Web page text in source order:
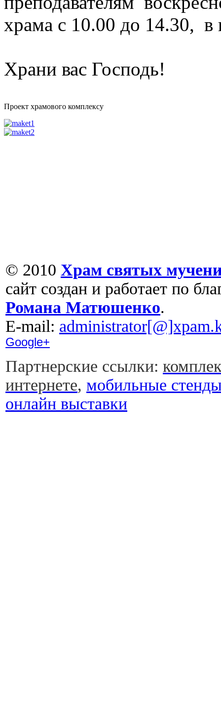
храма с 10.00 до 14.30, в
Храни вас Господь!
Проект храмового комплексу
© 2010 Храм святых
сайт создан и работает по
Романа Матюшенко.
Е-mail:
Google+
Партнерские ссылки:
интернете, мобильные
онлайн выставки